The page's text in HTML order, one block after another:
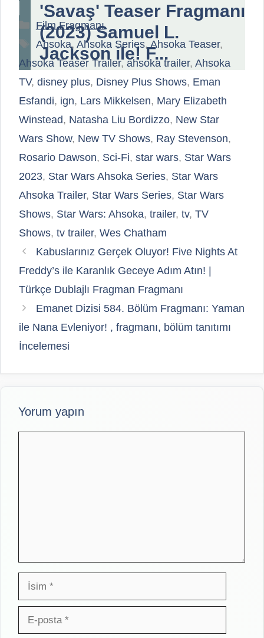
'Savaş' Teaser Fragmanı
(2023) Samuel L.
Jackson ile! F...
Kategoriler
Film Fragmanı
Etiketler
Ahsoka, Ahsoka Series, Ahsoka Teaser,
Ahsoka Teaser Trailer, ahsoka trailer, Ahsoka
TV, disney plus, Disney Plus Shows, Eman
Esfandi, ign, Lars Mikkelsen, Mary Elizabeth
Winstead, Natasha Liu Bordizzo, New Star
Wars Show, New TV Shows, Ray Stevenson,
Rosario Dawson, Sci-Fi, star wars, Star Wars
2023, Star Wars Ahsoka Series, Star Wars
Ahsoka Trailer, Star Wars Series, Star Wars
Shows, Star Wars: Ahsoka, trailer, tv, TV
Shows, tv trailer, Wes Chatham
Kabuslarınız Gerçek Oluyor! Five Nights At
Freddy’s ile Karanlık Geceye Adım Atın! |
Türkçe Dublajlı Fragman Fragmanı
Emanet Dizisi 584. Bölüm Fragmanı: Yaman
ile Nana Evleniyor! , fragmanı, bölüm tanıtımı
İncelemesi
Yorum yapın
İsim
posta